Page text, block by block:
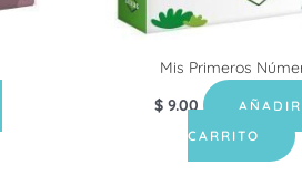
Mis Primeros
$9.00
CARRITO